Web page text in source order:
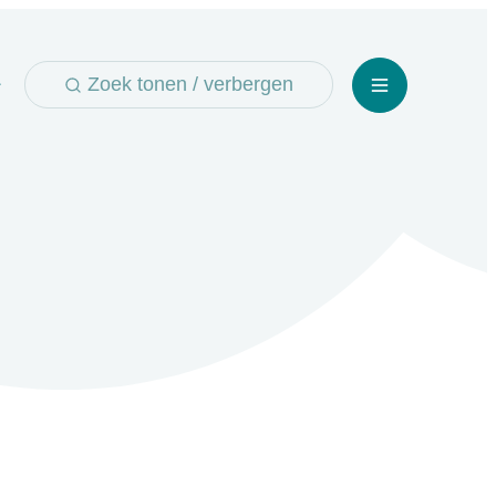
Zoek tonen / verbergen Menu